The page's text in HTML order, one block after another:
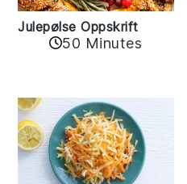
Julepølse Oppskrift
50 Minutes